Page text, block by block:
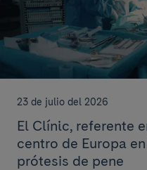
23 de julio del 2026
El Clínic, referente
centro de Europa
prótesis de pene